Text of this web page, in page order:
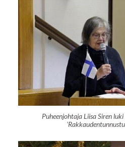
Puheenjohtaja Liisa Siren